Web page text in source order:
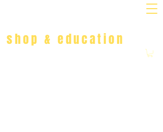
MARINA DANNER
shop & education